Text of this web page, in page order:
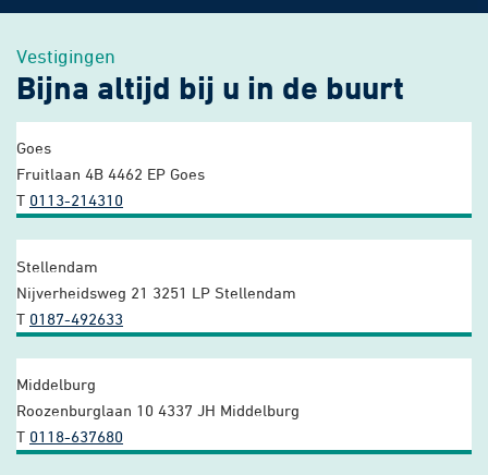
Vestigingen
Bijna altijd bij u in de buurt
Goes
Fruitlaan 4B 4462 EP Goes
T 0113-214310
Stellendam
Nijverheidsweg 21 3251 LP Stellendam
T 0187-492633
Middelburg
Roozenburglaan 10 4337 JH Middelburg
T 0118-637680